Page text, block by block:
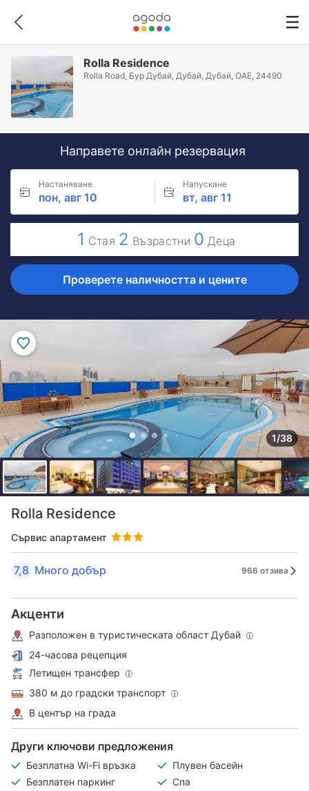
Rolla Residence
Rolla Road, Бур Дубай, Дубай, Дубай, ОАЕ, 24490
Направете онлайн резервация
Настаняване
пон, авг 10
Напускане
вт, авг 11
1 Стая 2 Възрастни 0 Деца
Проверете наличността и цените
1/38
Rolla Residence
Сървис апартамент
7,8 Много добър 966 отзива
Акценти
Разположен в туристическата област Дубай
24-часова рецепция
Летищен трансфер
380 м до градски транспорт
В център на града
Други ключови предложения
Безплатна Wi-Fi връзка
Плувен басейн
Безплатен паркинг
Спа